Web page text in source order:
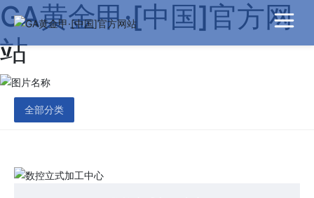
GA黄金甲·[中国]官方网
站
全部分类